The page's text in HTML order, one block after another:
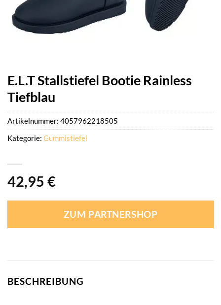
E.L.T Stallstiefel Bootie Rainless
Tiefblau
42,95 €
ZUM PARTNERSHOP
Artikelnummer: 4057962218505
Kategorie: Gummistiefel
BESCHREIBUNG